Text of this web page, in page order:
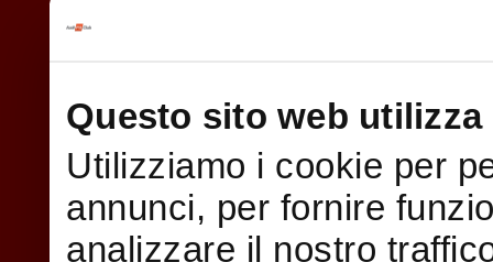
Questo sito web utilizza
Utilizziamo i cookie per
annunci, per fornire
analizzare il nostro